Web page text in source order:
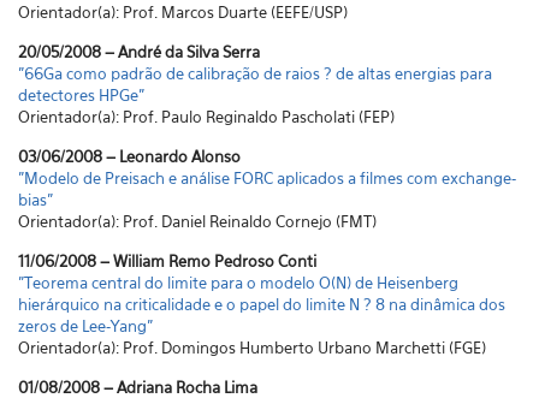
Orientador(a): Prof. Marcos Duarte (EEFE/USP)
20/05/2008 – André da Silva Serra
"66Ga como padrão de calibração de raios ? de altas energias para
detectores HPGe"
Orientador(a): Prof. Paulo Reginaldo Pascholati (FEP)
03/06/2008 – Leonardo Alonso
"Modelo de Preisach e análise FORC aplicados a filmes com exchange-
bias"
Orientador(a): Prof. Daniel Reinaldo Cornejo (FMT)
11/06/2008 – William Remo Pedroso Conti
"Teorema central do limite para o modelo O(N) de Heisenberg
hierárquico na criticalidade e o papel do limite N ? 8 na dinâmica dos
zeros de Lee-Yang"
Orientador(a): Prof. Domingos Humberto Urbano Marchetti (FGE)
01/08/2008 – Adriana Rocha Lima